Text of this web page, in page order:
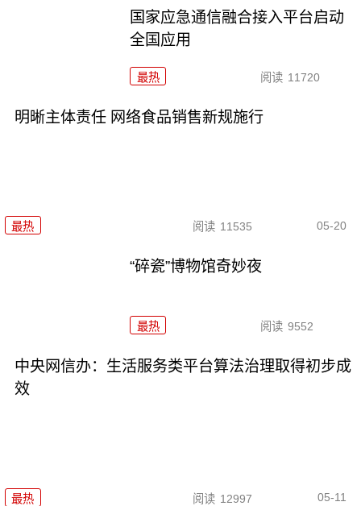
国家应急通信融合接入平台启动
全国应用
最热 阅读 11720
明晰主体责任 网络食品销售新规施行
最热 阅读 11535 05-20
“碎瓷”博物馆奇妙夜
最热 阅读 9552
中央网信办：生活服务类平台算法治理取得初步成
效
最热 阅读 12997 05-11